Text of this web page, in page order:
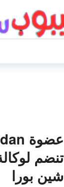
تنضم
شين بورا